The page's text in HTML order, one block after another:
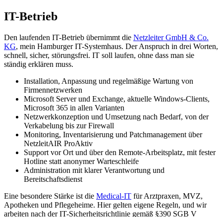
IT-Betrieb
Den laufenden IT-Betrieb übernimmt die Netzleiter GmbH & Co.
KG, mein Hamburger IT-Systemhaus. Der Anspruch in drei Worten,
schnell, sicher, störungsfrei. IT soll laufen, ohne dass man sie
ständig erklären muss.
Installation, Anpassung und regelmäßige Wartung von
Firmennetzwerken
Microsoft Server und Exchange, aktuelle Windows-Clients,
Microsoft 365 in allen Varianten
Netzwerkkonzeption und Umsetzung nach Bedarf, von der
Verkabelung bis zur Firewall
Monitoring, Inventarisierung und Patchmanagement über
NetzleitAIR ProAktiv
Support vor Ort und über den Remote-Arbeitsplatz, mit fester
Hotline statt anonymer Warteschleife
Administration mit klarer Verantwortung und
Bereitschaftsdienst
Eine besondere Stärke ist die Medical-IT für Arztpraxen, MVZ,
Apotheken und Pflegeheime. Hier gelten eigene Regeln, und wir
arbeiten nach der IT-Sicherheitsrichtlinie gemäß §390 SGB V